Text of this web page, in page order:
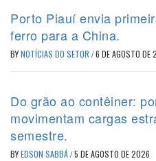
Porto Piauí envia
ferro para a China.
BYNOTÍCIAS DO SETOR /6 DE AGOSTO DE
Do grão ao contêiner:
movimentam cargas
semestre.
BYEDSON SABBÁ/5 DE AGOSTO DE 2026